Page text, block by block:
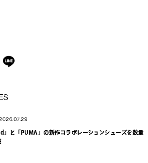
」と「PUMA」の新作コラボレーションシューズを数量